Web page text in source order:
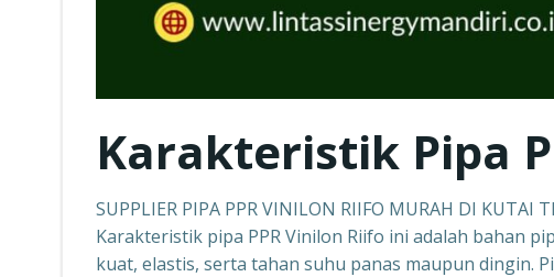
Karakteristik Pipa
SUPPLIER PIPA PPR VINILON RIIFO MURAH DI KUTAI
Karakteristik pipa PPR Vinilon Riifo ini adalah bahan
kuat, elastis, serta tahan suhu panas maupun dingin.